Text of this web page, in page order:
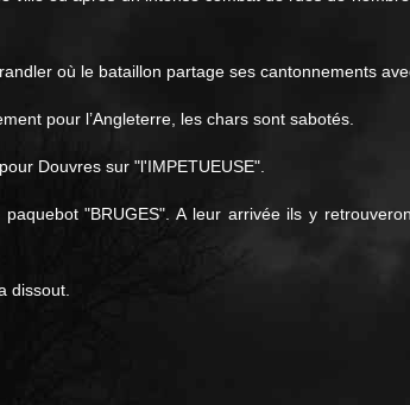
où le bataillon partage ses cantonnements
pour l’Angleterre, les chars sont sabotés.
Douvres sur "l'IMPETUEUSE".
"BRUGES". A leur arrivée ils y
dissout.